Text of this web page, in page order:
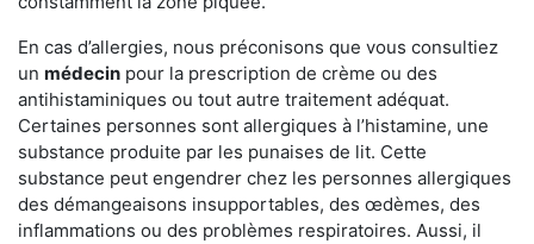
En cas d’allergies, nous préconisons que vous consultiez
un médecin pour la prescription de crème ou des
antihistaminiques ou tout autre traitement adéquat.
Certaines personnes sont allergiques à l’histamine, une
substance produite par les punaises de lit. Cette
substance peut engendrer chez les personnes allergiques
des démangeaisons insupportables, des œdèmes, des
inflammations ou des problèmes respiratoires. Aussi, il